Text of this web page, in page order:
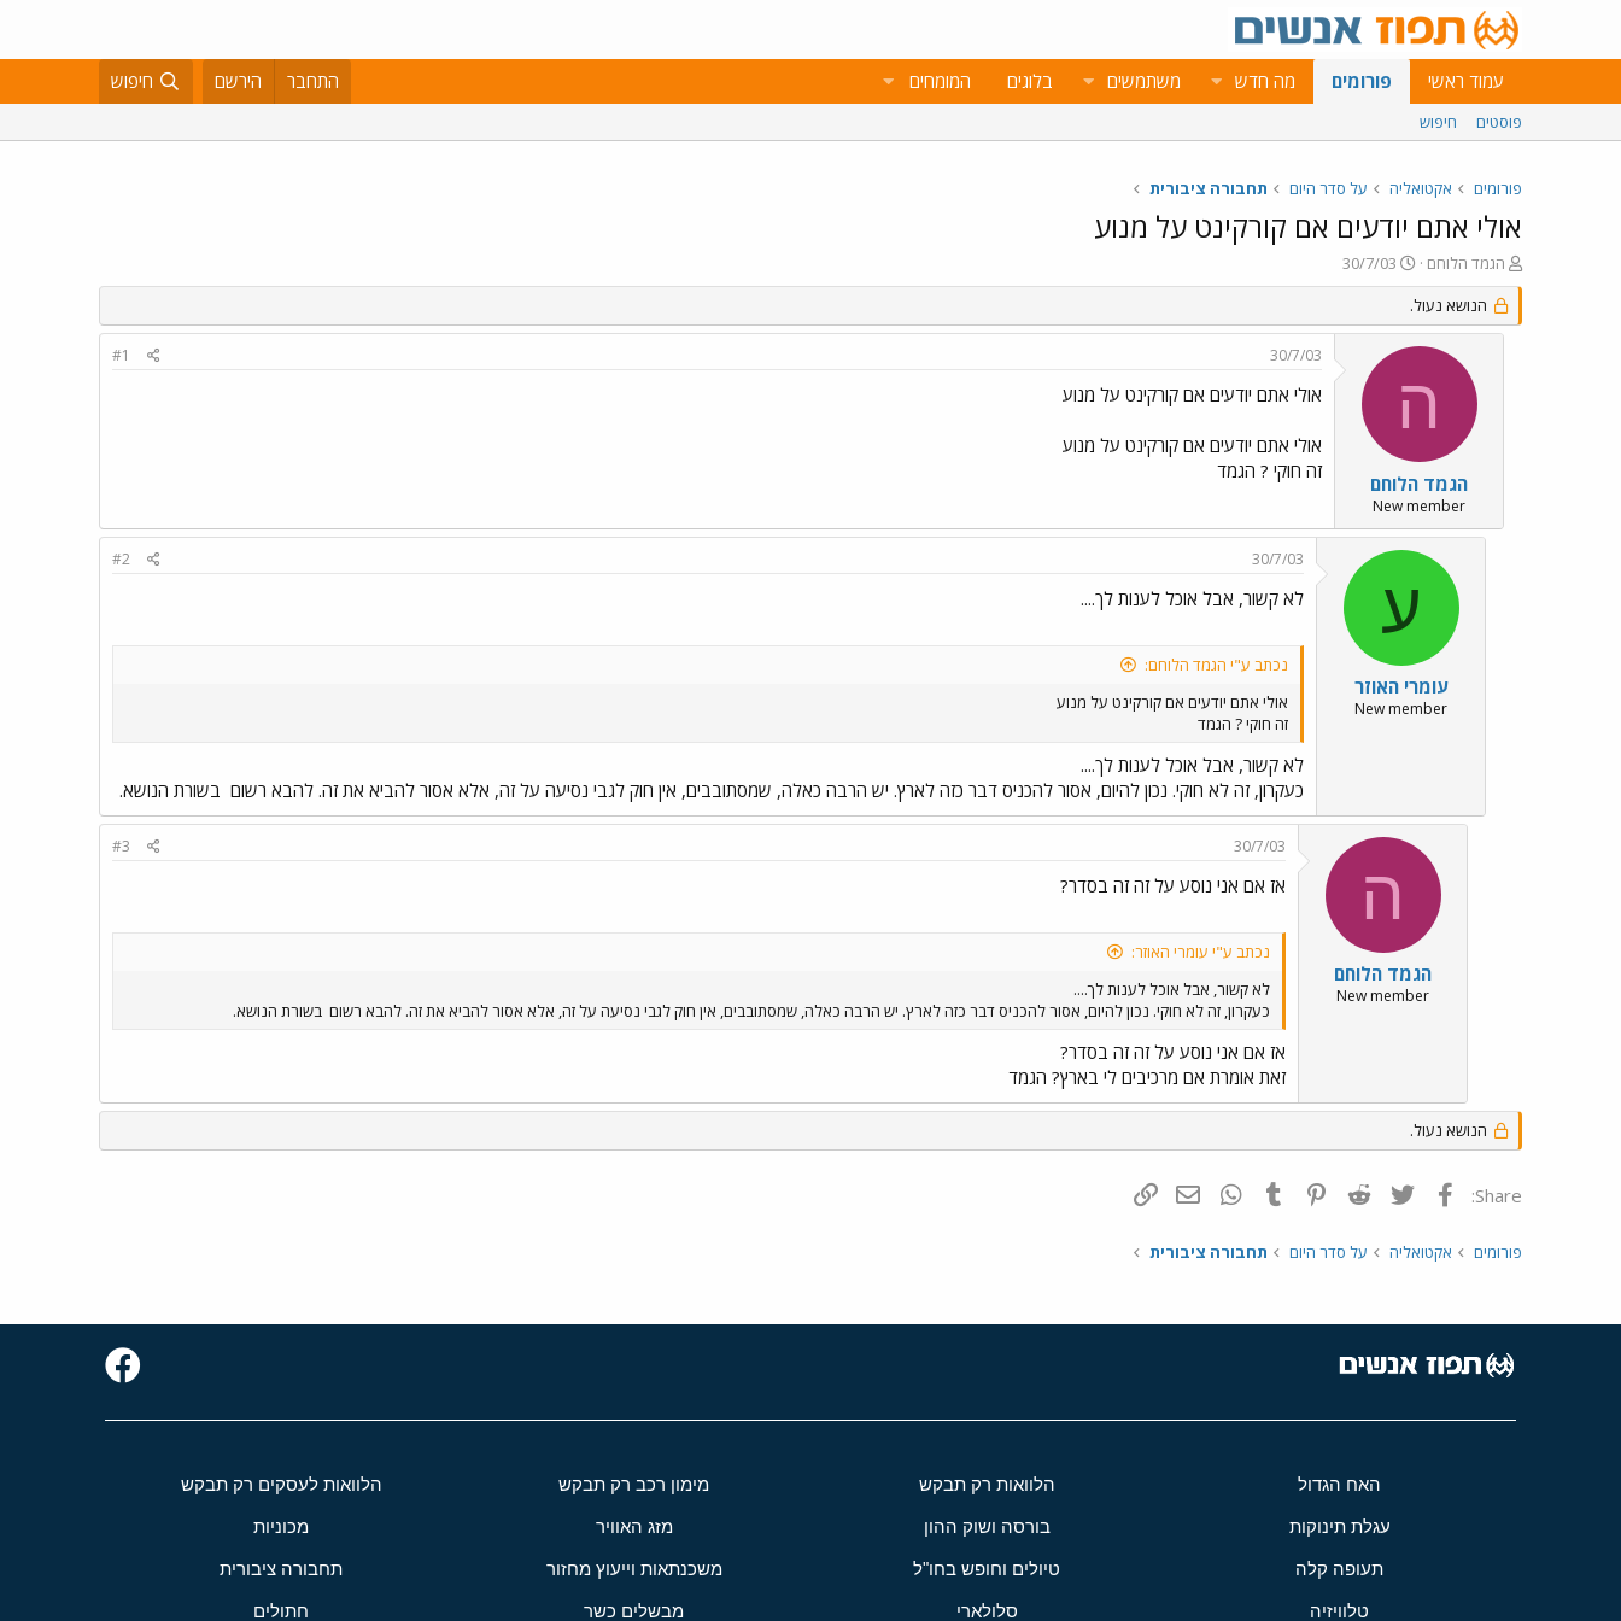
עמוד ראשי פורומים מה חדש משתמשים בלוגים המומחים התחבר הירשם חיפוש
פוסטים חיפוש
פורומים אקטואליה על סדר היום תחבורה ציבורית
אולי אתם יודעים אם קורקינט על מנוע
פ
ו
ת
ח
הגמד הלוחם
פ
ו
ס
ם
י
ך
30/7/03
הנושא נעול.
ה
הגמד הלוחם
New member
30/7/03
#1
אולי אתם יודעים אם קורקינט על מנוע
אולי אתם יודעים אם קורקינט על מנוע
זה חוקי ? הגמד
ע
עומרי האוזר
New member
30/7/03
#2
לא קשור, אבל אוכל לענות לך....
נכתב ע"י הגמד הלוחם:
אולי אתם יודעים אם קורקינט על מנוע
זה חוקי ? הגמד
לא קשור, אבל אוכל לענות לך....
כעקרון, זה לא חוקי. נכון להיום, אסור להכניס דבר כזה לארץ. יש הרבה כאלה, שמסתובבים, אין חוק לגבי נסיעה על זה, אלא אסור להביא את זה. להבא רשום בשורת הנושא.
ה
הגמד הלוחם
New member
30/7/03
#3
אז אם אני נוסע על זה זה בסדר?
נכתב ע"י עומרי האוזר:
לא קשור, אבל אוכל לענות לך....
כעקרון, זה לא חוקי. נכון להיום, אסור להכניס דבר כזה לארץ. יש הרבה כאלה, שמסתובבים, אין חוק לגבי נסיעה על זה, אלא אסור להביא את זה. להבא רשום בשורת הנושא.
אז אם אני נוסע על זה זה בסדר?
זאת אומרת אם מרכיבים לי בארץ? הגמד
הנושא נעול.
Share: פייסבוק Twitter
Reddit
Pinterest
Tumblr
WhatsAppדואר אלקטרוני
פורומים אקטואליה על סדר היום תחבורה ציבורית
האח הגדול הלוואות רק תבקש מימון רכב רק תבקש הלוואות לעסקים רק תבקש
עגלת תינוקות בורסה ושוק ההון מזג האוויר מכוניות
תעופה קלה טיולים וחופש בחו"ל משכנתאות וייעוץ מחזור תחבורה ציבורית
טלוויזיה סלולארי מבשלים כשר חתולים